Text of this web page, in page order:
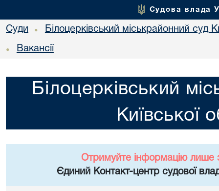
Судова влада
Суди • Білоцерківський міськрайонний суд
• Вакансії
Білоцерківський
Київської
Отримуйте інформацію лише
Єдиний Контакт-центр судової